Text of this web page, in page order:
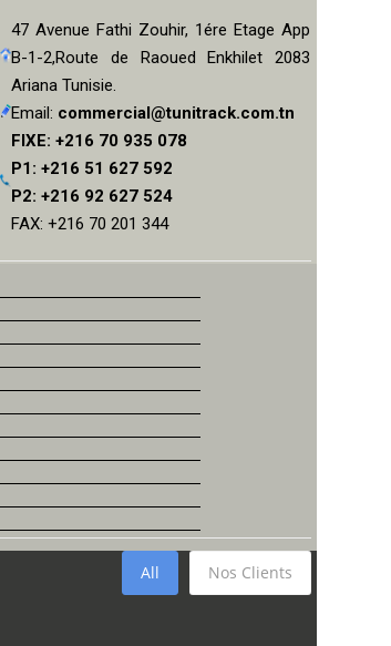
47 Avenue Fathi Zouhir, 1ére Etage App
B-1-2,Route de Raoued Enkhilet 2083
Ariana Tunisie.
Email: commercial@tunitrack.com.tn
FIXE: +216 70 935 078
P1: +216 51 627 592
P2: +216 92 627 524
FAX: +216 70 201 344
All Nos Clients